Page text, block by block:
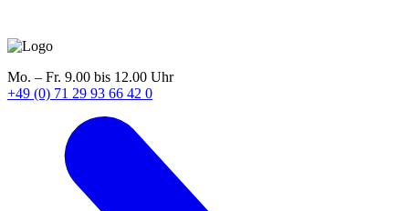
Mo. – Fr. 9.00 bis 12.00 Uhr
+49 (0) 71 29 93 66 42 0